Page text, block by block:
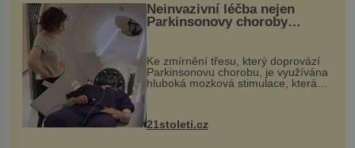
Neinvazivní léčba nejen
Parkinsonovy choroby
Ke zmírnění třesu, který doprovází
Parkinsonovu chorobu, je využívána
hluboká mozková stimulace, která
však vyžaduje vysoce invazivní
k dostatečně přesnému zacílení ...
21stoleti.cz